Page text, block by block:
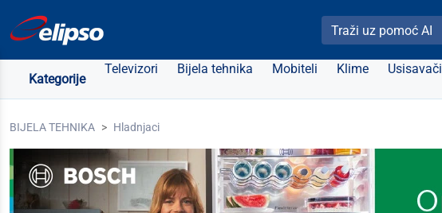
Pretraži Elipso
Kategorije
Televizori Bijela tehnika Mobiteli Klime Usisavači
BIJELA TEHNIKA Hladnjaci